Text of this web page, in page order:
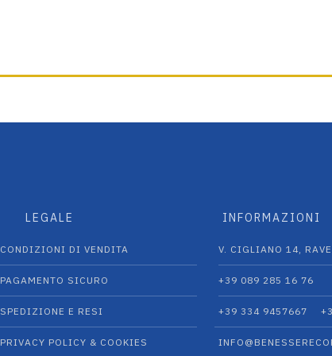
LEGALE
CONDIZIONI DI VENDITA
PAGAMENTO SICURO
SPEDIZIONE E RESI
PRIVACY POLICY & COOKIES
INFORMAZIONI
V. CIGLIANO 14,
+39 089 285 16 76
+39 334 9457667‬